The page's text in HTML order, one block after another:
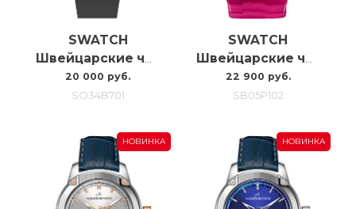
SWATCH
20 000 руб.
SO34B701
SWATCH
22 900 руб.
SB05P102
НОВИНКА НОВИНКА